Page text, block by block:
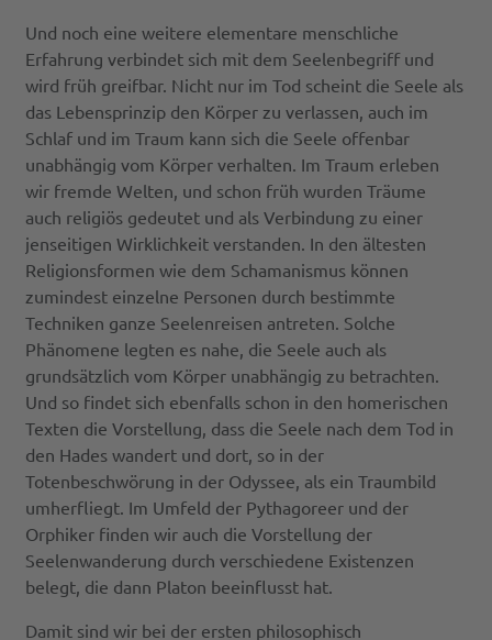
Und noch eine weitere elementare menschliche
Erfahrung verbindet sich mit dem Seelenbegriff und
wird früh greifbar. Nicht nur im Tod scheint die Seele als
das Lebensprinzip den Körper zu verlassen, auch im
Schlaf und im Traum kann sich die Seele offenbar
unabhängig vom Körper verhalten. Im Traum erleben
wir fremde Welten, und schon früh wurden Träume
auch religiös gedeutet und als Verbindung zu einer
jenseitigen Wirklichkeit verstanden. In den ältesten
Religionsformen wie dem Schamanismus können
zumindest einzelne Personen durch bestimmte
Techniken ganze Seelenreisen antreten. Solche
Phänomene legten es nahe, die Seele auch als
grundsätzlich vom Körper unabhängig zu betrachten.
Und so findet sich ebenfalls schon in den homerischen
Texten die Vorstellung, dass die Seele nach dem Tod in
den Hades wandert und dort, so in der
Totenbeschwörung in der Odyssee, als ein Traumbild
umherfliegt. Im Umfeld der Pythagoreer und der
Orphiker finden wir auch die Vorstellung der
Seelenwanderung durch verschiedene Existenzen
belegt, die dann Platon beeinflusst hat.
Damit sind wir bei der ersten philosophisch